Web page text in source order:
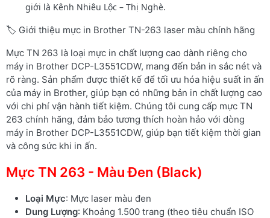
giới là Kênh Nhiêu Lộc – Thị Nghè.
🏷️ Giới thiệu mực in Brother TN-263 laser màu chính hãng
Mực TN 263 là loại mực in chất lượng cao dành riêng cho
máy in Brother DCP-L3551CDW, mang đến bản in sắc nét và
rõ ràng. Sản phẩm được thiết kế để tối ưu hóa hiệu suất in ấn
của máy in Brother, giúp bạn có những bản in chất lượng cao
với chi phí vận hành tiết kiệm. Chúng tôi cung cấp mực TN
263 chính hãng, đảm bảo tương thích hoàn hảo với dòng
máy in Brother DCP-L3551CDW, giúp bạn tiết kiệm thời gian
và công sức khi in ấn.
Mực TN 263 - Màu Đen (Black)
Loại Mực: Mực laser màu đen
Dung Lượng: Khoảng 1.500 trang (theo tiêu chuẩn ISO